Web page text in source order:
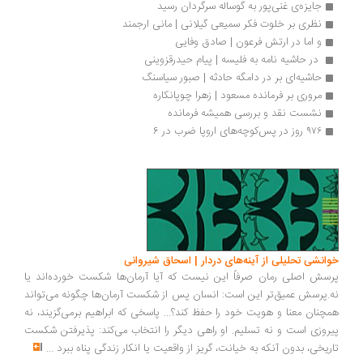
جایزه‌ی غنی‌پور به گوساله‌ سرگردان رسید
نظری بر خلوت فکر سمیعی گیلانی | مانی ارجمند
و اما در ارتش فرعون | صادق وفایی
در حاشیه نامه به فلیسه | پیام حیدرقزوینی
حاشیه‌ای بر در دامگه حادثه | صبور سیاسنگ
مروری بر فرمانده مسعود | زهرا چوپانکاره
نشست نقد و بررسی همیشه فرمانده
۹۷۶ روز در پس‌کوچه‌های اروپا ضرب در 6
خوانشی تحلیلی از آینه‌های دردار | اسحاق شیروانی
پرسش اصلی رمان صرفاً این نیست که آیا آرمان‌ها شکست خورده‌اند یا
نه.پرسش عمیق‌تر این است: انسان پس از شکست آرمان‌ها چگونه می‌تواند
همچنان معنا و هویت خود را حفظ کند؟... پاسخی که ابراهیم برمی‌گزیند، نه
پیروزی است و نه تسلیم. او راهی دیگر را انتخاب می‌کند: پذیرفتن شکست
تاریخی، بدون آنکه به خیانت، گریز از واقعیت یا انکار زندگی پناه ببرد ...